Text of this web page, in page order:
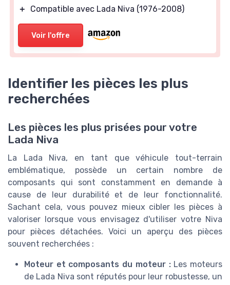
＋
Compatible avec Lada Niva (1976-2008)
Voir l'offre
Identifier les pièces les plus
recherchées
Les pièces les plus prisées pour votre
Lada Niva
La Lada Niva, en tant que véhicule tout-terrain
emblématique, possède un certain nombre de
composants qui sont constamment en demande à
cause de leur durabilité et de leur fonctionnalité.
Sachant cela, vous pouvez mieux cibler les pièces à
valoriser lorsque vous envisagez d'utiliser votre Niva
pour pièces détachées. Voici un aperçu des pièces
souvent recherchées :
Moteur et composants du moteur :Les moteurs
de Lada Niva sont réputés pour leur robustesse, un